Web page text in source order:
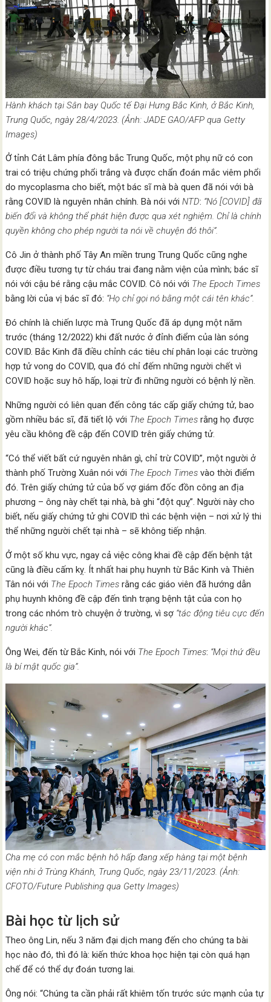
Hành khách tại Sân bay Quốc tế Đại Hưng Bắc Kinh, ở Bắc Kinh,
Trung Quốc, ngày 28/4/2023. (Ảnh: JADE GAO/AFP qua Getty
Images)
Ở tỉnh Cát Lâm phía đông bắc Trung Quốc, một phụ nữ có con
trai có triệu chứng phổi trắng và được chẩn đoán mắc viêm phổi
do mycoplasma cho biết, một bác sĩ mà bà quen đã nói với bà
rằng COVID là nguyên nhân chính. Bà nói vớiNTD: “Nó [COVID] đã
biến đổi và không thể phát hiện được qua xét nghiệm. Chỉ là chính
quyền không cho phép người ta nói về chuyện đó thôi”.
Cô Jin ở thành phố Tây An miền trung Trung Quốc cũng nghe
được điều tương tự từ cháu trai đang nằm viện của mình; bác sĩ
nói với cậu bé rằng cậu mắc COVID. Cô nói với The Epoch Times
bằng lời của vị bác sĩ đó: “Họ chỉ gọi nó bằng một cái tên khác”.
Đó chính là chiến lược mà Trung Quốc đã áp dụng một năm
trước (tháng 12/2022) khi đất nước ở đỉnh điểm của làn sóng
COVID. Bắc Kinh đã điều chỉnh các tiêu chí phân loại các trường
hợp tử vong do COVID, qua đó chỉ đếm những người chết vì
COVID hoặc suy hô hấp, loại trừ đi những người có bệnh lý nền.
Những người có liên quan đến công tác cấp giấy chứng tử, bao
gồm nhiều bác sĩ, đã tiết lộ với The Epoch Times rằng họ được
yêu cầu không đề cập đến COVID trên giấy chứng tử.
“Có thể viết bất cứ nguyên nhân gì, chỉ trừ COVID”, một người ở
thành phố Trường Xuân nói với The Epoch Times vào thời điểm
đó. Trên giấy chứng tử của bố vợ giám đốc đồn công an địa
phương – ông này chết tại nhà, bà ghi “đột quỵ”. Người này cho
biết, nếu giấy chứng tử ghi COVID thì các bệnh viện – nơi xử lý thi
thể những người chết tại nhà – sẽ không tiếp nhận.
Ở một số khu vực, ngay cả việc công khai đề cập đến bệnh tật
cũng là điều cấm kỵ. Ít nhất hai phụ huynh từ Bắc Kinh và Thiên
Tân nói với The Epoch Times rằng các giáo viên đã hướng dẫn
phụ huynh không đề cập đến tình trạng bệnh tật của con họ
trong các nhóm trò chuyện ở trường, vì sợ “tác động tiêu cực đến
người khác”.
Ông Wei, đến từ Bắc Kinh, nói với The Epoch Times: “Mọi thứ đều
là bí mật quốc gia”.
Cha mẹ có con mắc bệnh hô hấp đang xếp hàng tại một bệnh
viện nhi ở Trùng Khánh, Trung Quốc, ngày 23/11/2023. (Ảnh:
CFOTO/Future Publishing qua Getty Images)
Bài học từ lịch sử
Theo ông Lin, nếu 3 năm đại dịch mang đến cho chúng ta bài
học nào đó, thì đó là: kiến thức khoa học hiện tại còn quá hạn
chế để có thể dự đoán tương lai.
Ông nói: “Chúng ta cần phải rất khiêm tốn trước sức mạnh của tự